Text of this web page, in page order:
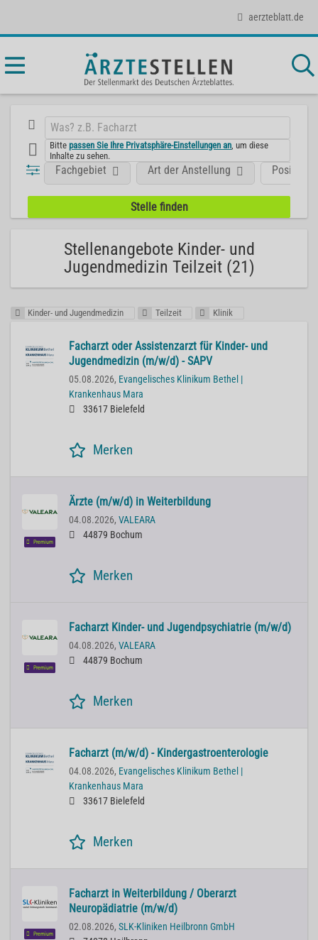
aerzteblatt.de
Bittepassen Sie Ihre Privatsphäre-Einstellungen an , um diese
Inhalte zu sehen.
Position
Fachgebiet Art der Anstellung
Stellenangebote Kinder- und
Jugendmedizin Teilzeit (21)
Kinder- und Jugendmedizin Teilzeit Klinik
Facharzt oder Assistenzarzt für Kinder- und
Jugendmedizin (m/w/d) - SAPV
05.08.2026, Evangelisches Klinikum Bethel |
Krankenhaus Mara
33617 Bielefeld
Merken
Premium
Ärzte (m/w/d) in Weiterbildung
04.08.2026, VALEARA
44879 Bochum
Merken
Premium
Facharzt Kinder- und Jugendpsychiatrie (m/w/d)
04.08.2026, VALEARA
44879 Bochum
Merken
Facharzt (m/w/d) - Kindergastroenterologie
04.08.2026, Evangelisches Klinikum Bethel |
Krankenhaus Mara
33617 Bielefeld
Merken
Premium
Facharzt in Weiterbildung / Oberarzt
Neuropädiatrie (m/w/d)
02.08.2026, SLK-Kliniken Heilbronn GmbH